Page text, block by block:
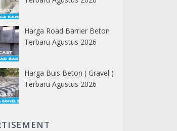
Harga Road Barrier Beton
Terbaru Agustus 2026
Harga Buis Beton ( Gravel )
Terbaru Agustus 2026